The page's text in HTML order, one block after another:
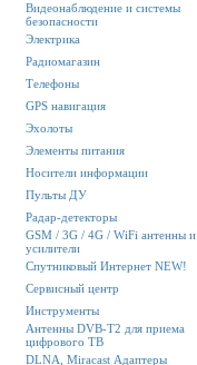
Видеонаблюдение и системы
безопасности
Электрика
Радиомагазин
Телефоны
GPS навигация
Эхолоты
Элементы питания
Носители информации
Пульты ДУ
Радар-детекторы
GSM / 3G / 4G / WiFi антенны и
усилители
Спутниковый Интернет NEW!
Сервисный центр
Инструменты
Антенны DVB-T2 для приема
цифрового ТВ
DLNA, Miracast Адаптеры